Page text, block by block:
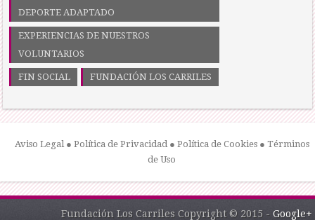
DEPORTE ADAPTADO
EXPERIENCIAS DE NUESTROS
VOLUNTARIOS
FIN SOCIAL FUNDACIÓN LOS CARRILES
Aviso Legal● Política de Privacidad● Política de Cookies● Términos
de Uso
Fundación Los Carriles Copyright © 2015 - Google+